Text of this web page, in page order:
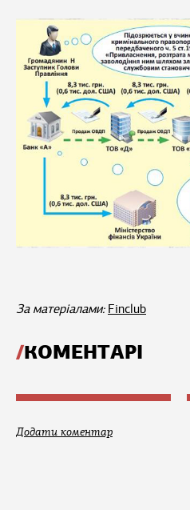
За матеріалами: Finclub
КОМЕНТАРІ
Додати коментар